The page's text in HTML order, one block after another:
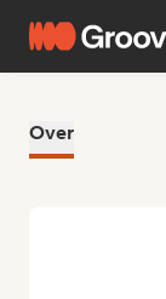
Over